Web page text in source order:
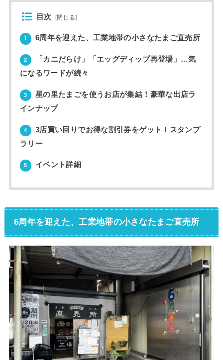
目次 [閉じる]
1 6周年を迎えた、工業地帯の小さなたまご直売所
2
「カニだらけ」「エッグディップ再登場」…気
になるワードが続々
3
星の里たまごを使うお店が集結！豪華な出店ラ
インナップ
4
3店買い回りでお得な割引券をゲット！スタンプ
ラリー
5 イベント詳細
6周年を迎えた、工業地帯の小さなたまご直売所